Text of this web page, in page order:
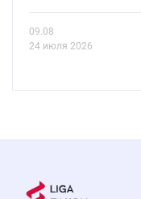
09.08
24 июля 2026